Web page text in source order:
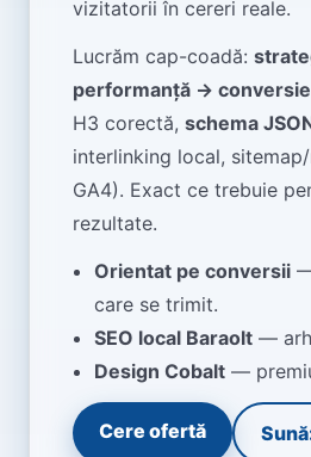
vizitatorii în cereri reale.
Lucrăm cap-coadă:
performanță → conversie
H3 corectă, schema
interlinking local,
GA4). Exact ce trebuie
rezultate.
Orientat pe conversii
care se trimit.
SEO local Baraolt —
Design Cobalt —
Cere ofertă